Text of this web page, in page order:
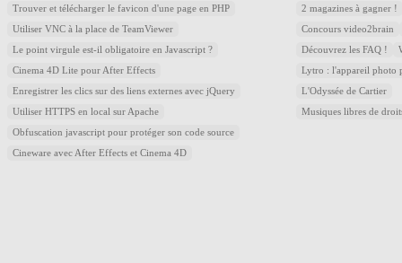
Trouver et télécharger le favicon d'une page en PHP
Utiliser VNC à la place de TeamViewer
Le point virgule est-il obligatoire en Javascript ?
Cinema 4D Lite pour After Effects
Enregistrer les clics sur des liens externes avec jQuery
Utiliser HTTPS en local sur Apache
Obfuscation javascript pour protéger son code source
Cineware avec After Effects et Cinema 4D
2 magazines à gagner !
Concours video2brain
Découvrez les FAQ !
Lytro : l'appareil photo
L'Odyssée de Cartier
Musiques libres de